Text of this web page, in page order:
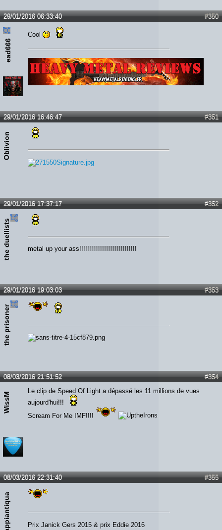
#350
29/01/2016 06:33:40
ead666
Cool
#351
29/01/2016 16:46:47
Oblivion
#352
29/01/2016 17:37:17
the duellists metal up your ass!!!!!!!!!!!!!!!!!!!!!!!!!!!!!
#353
29/01/2016 19:03:03
the prisoner
#354
08/03/2016 21:51:52
WissM
Le clip de Speed Of Light a dépassé les 11 millions de vues
aujourd'hui!!!
Scream For Me IMF!!!!
#355
08/03/2016 22:31:40
appiantiqua Prix Janick Gers 2015 & prix Eddie 2016